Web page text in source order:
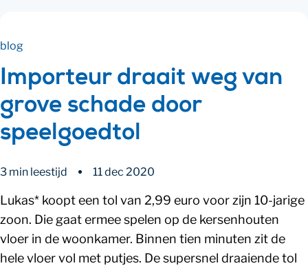
blog
Importeur draait weg van
grove schade door
speelgoedtol
3 min leestijd 11 dec 2020
Lukas* koopt een tol van 2,99 euro voor zijn 10-jarige
zoon. Die gaat ermee spelen op de kersenhouten
vloer in de woonkamer. Binnen tien minuten zit de
hele vloer vol met putjes. De supersnel draaiende tol